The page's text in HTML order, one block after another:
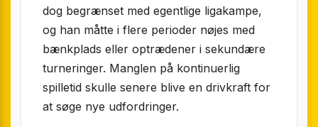
dog begrænset med egentlige ligakampe,
og han måtte i flere perioder nøjes med
bænkplads eller optrædener i sekundære
turneringer. Manglen på kontinuerlig
spilletid skulle senere blive en drivkraft for
at søge nye udfordringer.